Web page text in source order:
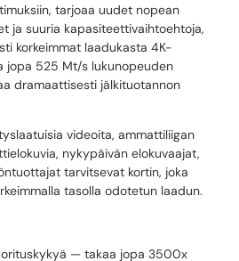
tarjoaa uudet nopean
ja suuria kapasiteettivaihtoehtoja,
korkeimmat laadukasta 4K-
jopa 525 Mt/s lukunopeuden
dramaattisesti jälkituotannon
videoita, ammattiliigan
nykypäivän elokuvaajat,
tarvitsevat kortin, joka
tasolla odotetun laadun.
— takaa jopa 3500x